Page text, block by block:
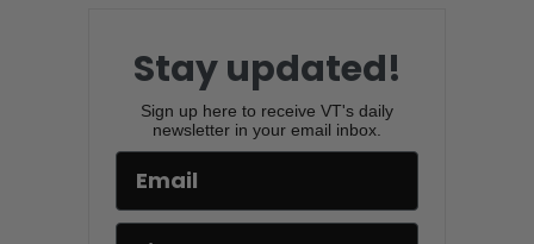
Stay updated!
Sign up here to receive VT's daily
newsletter in your email inbox.